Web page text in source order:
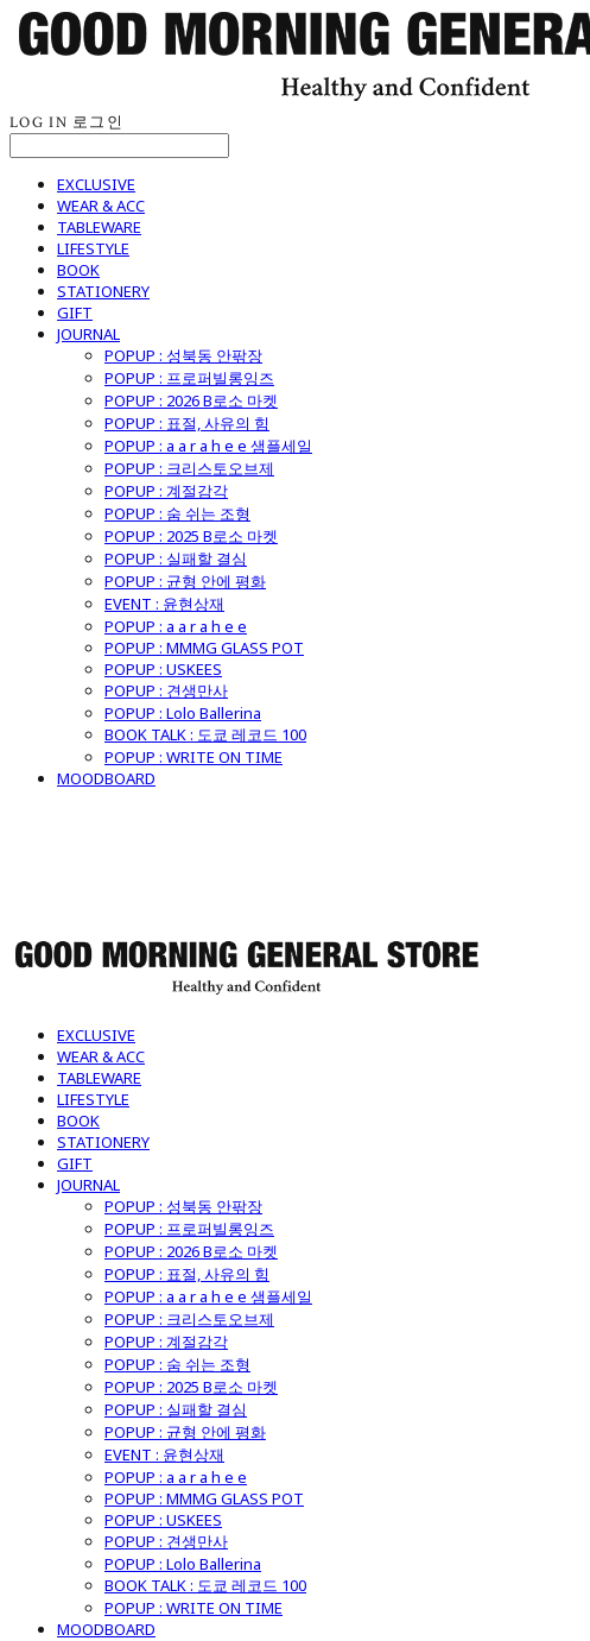
LOG IN 로그인
EXCLUSIVE
WEAR & ACC
TABLEWARE
LIFESTYLE
BOOK
STATIONERY
GIFT
JOURNAL
POPUP : 성북동 안팎장
POPUP : 프로퍼빌롱잉즈
POPUP : 2026 B로소 마켓
POPUP : 표절, 사유의 힘
POPUP : a a r a h e e 샘플세일
POPUP : 크리스토오브제
POPUP : 계절감각
POPUP : 숨 쉬는 조형
POPUP : 2025 B로소 마켓
POPUP : 실패할 결심
POPUP : 균형 안에 평화
EVENT : 윤현상재
POPUP : a a r a h e e
POPUP : MMMG GLASS POT
POPUP : USKEES
POPUP : 견생만사
POPUP : Lolo Ballerina
BOOK TALK : 도쿄 레코드 100
POPUP : WRITE ON TIME
MOODBOARD
EXCLUSIVE
WEAR & ACC
TABLEWARE
LIFESTYLE
BOOK
STATIONERY
GIFT
JOURNAL
POPUP : 성북동 안팎장
POPUP : 프로퍼빌롱잉즈
POPUP : 2026 B로소 마켓
POPUP : 표절, 사유의 힘
POPUP : a a r a h e e 샘플세일
POPUP : 크리스토오브제
POPUP : 계절감각
POPUP : 숨 쉬는 조형
POPUP : 2025 B로소 마켓
POPUP : 실패할 결심
POPUP : 균형 안에 평화
EVENT : 윤현상재
POPUP : a a r a h e e
POPUP : MMMG GLASS POT
POPUP : USKEES
POPUP : 견생만사
POPUP : Lolo Ballerina
BOOK TALK : 도쿄 레코드 100
POPUP : WRITE ON TIME
MOODBOARD